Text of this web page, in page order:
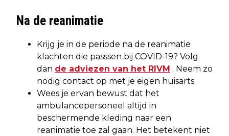
Na de reanimatie
Krijg je in de periode na de reanimatie
klachten die passsen bij COVID-19? Volg
dan de adviezen van het RIVM . Neem zo
nodig contact op met je eigen huisarts.
Wees je ervan bewust dat het
ambulancepersoneel altijd in
beschermende kleding naar een
reanimatie toe zal gaan. Het betekent niet